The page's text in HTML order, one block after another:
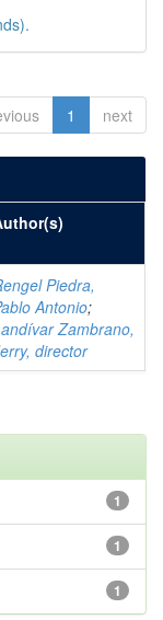
1 next
Piedra,
Antonio;
Zambrano,
director
1
1
1